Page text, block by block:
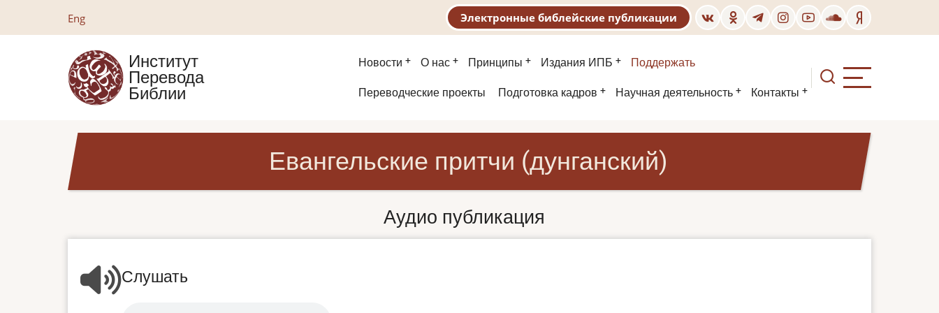
содержанию
Eng Электронные библейские публикации
Институт
Перевода
Библии
Основная
навигация
Новости О нас Принципы Издания ИПБ Поддержать
Второе
Переводческие проекты Подготовка кадров Научная деятельность Контакты
Евангельские притчи (дунганский)
Аудио публикация
Слушать